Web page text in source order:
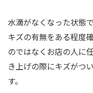
水滴がなくなった状態
キズの有無をある程度
のではなくお店の人に
き上げの際にキズがつ
す。